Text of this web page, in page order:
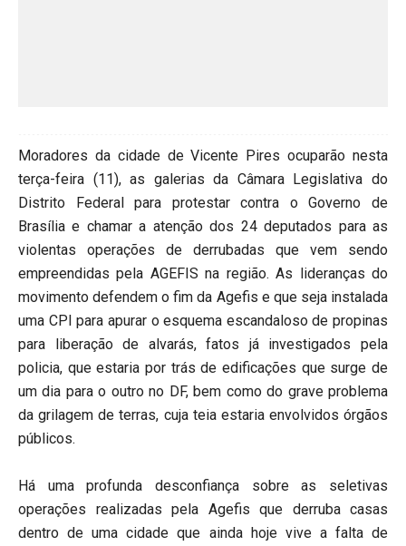
Moradores da cidade de Vicente Pires ocuparão nesta
terça-feira (11), as galerias da Câmara Legislativa do
Distrito Federal para protestar contra o Governo de
Brasília e chamar a atenção dos 24 deputados para as
violentas operações de derrubadas que vem sendo
empreendidas pela AGEFIS na região. As lideranças do
movimento defendem o fim da Agefis e que seja instalada
uma CPI para apurar o esquema escandaloso de propinas
para liberação de alvarás, fatos já investigados pela
policia, que estaria por trás de edificações que surge de
um dia para o outro no DF, bem como do grave problema
da grilagem de terras, cuja teia estaria envolvidos órgãos
públicos.
Há uma profunda desconfiança sobre as seletivas
operações realizadas pela Agefis que derruba casas
dentro de uma cidade que ainda hoje vive a falta de